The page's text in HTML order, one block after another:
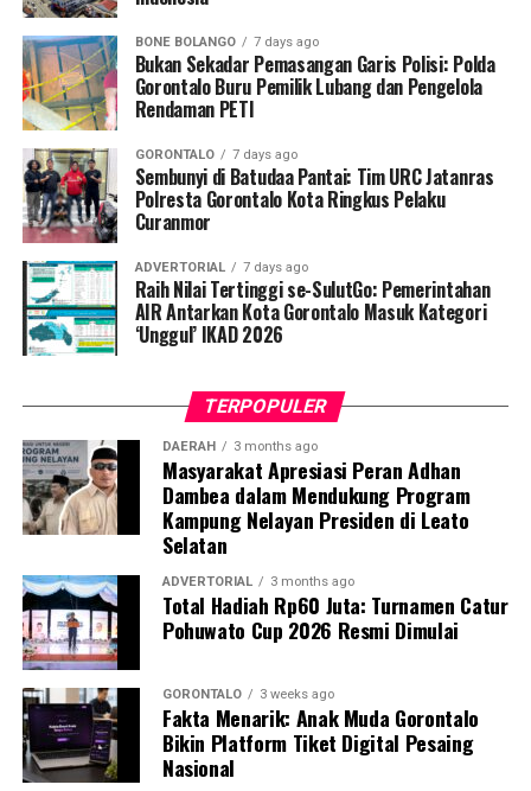
edukator kesehatan masyarakat.
Penyuluhan difokuskan pada pemahaman mekanisme
penularan, pengenalan gejala awal, pentingnya
hingga tuntas, serta pengikisan stigma negatif terhadap
penyintas TBC di lingkungan warga.
“Literasi kesehatan warga adalah fondasi utama dalam
memutus rantai penularan TBC. Kami berupaya
menyampaikan edukasi yang persuasif dan mudah
dipahami agar warga tidak ragu melakukan pemeriksaan
apabila mengalami gejala batuk berkepanjangan,”
Selain skrining TBC, mahasiswa turut mendampingi
nakes Puskesmas Talaga Jaya dalam memberikan
pelayanan Cek Kesehatan Gratis (CKG), meliputi
pengukuran tekanan darah, cek kadar gula darah, dan
penapisan faktor risiko penyakit tidak menular (PTM)
sebagai upaya promotif-preventif.
Perwakilan DPL KKN-PK, Dr. dr. Vivien Novarina A.
Kasim, M.Kes., menegaskan bahwa keterlibatan
mahasiswa merupakan bentuk perwujudan Tri Dharma
Perguruan Tinggi dalam mengawal transformasi
layanan kesehatan primer.
BONE BOLANGO 7 days ago
Bukan Sekadar Pemasangan Garis Polisi: Polda
Gorontalo Buru Pemilik Lubang dan Pengelola
Rendaman PETI
GORONTALO 7 days ago
Sembunyi di Batudaa Pantai: Tim URC Jatanras
Polresta Gorontalo Kota Ringkus Pelaku
Curanmor
ADVERTORIAL 7 days ago
Raih Nilai Tertinggi se-SulutGo: Pemerintahan
AIR Antarkan Kota Gorontalo Masuk Kategori
‘Unggul’ IKAD 2026
TERPOPULER
DAERAH 3 months ago
Masyarakat Apresiasi Peran Adhan
Dambea dalam Mendukung Program
Kampung Nelayan Presiden di Leato
Selatan
ADVERTORIAL 3 months ago
Total Hadiah Rp60 Juta: Turnamen Catur
Pohuwato Cup 2026 Resmi Dimulai
GORONTALO 3 weeks ago
Fakta Menarik: Anak Muda Gorontalo
Bikin Platform Tiket Digital Pesaing
Nasional